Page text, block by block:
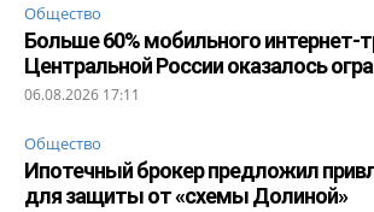
Общество
Больше 60% мобильного интернет-
Центральной России оказалось
06.08.2026 17:11
Общество
Ипотечный брокер предложил
для защиты от «схемы Долиной»